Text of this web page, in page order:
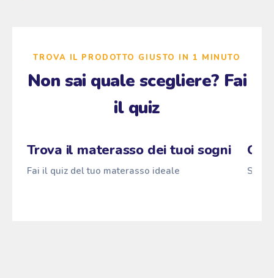
TROVA IL PRODOTTO GIUSTO IN 1 MINUTO
Non sai quale scegliere? Fai
il quiz
Trova il materasso dei tuoi sogni
Fai il quiz del tuo materasso ideale